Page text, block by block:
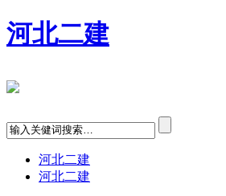
河北二建
河北二建
河北二建